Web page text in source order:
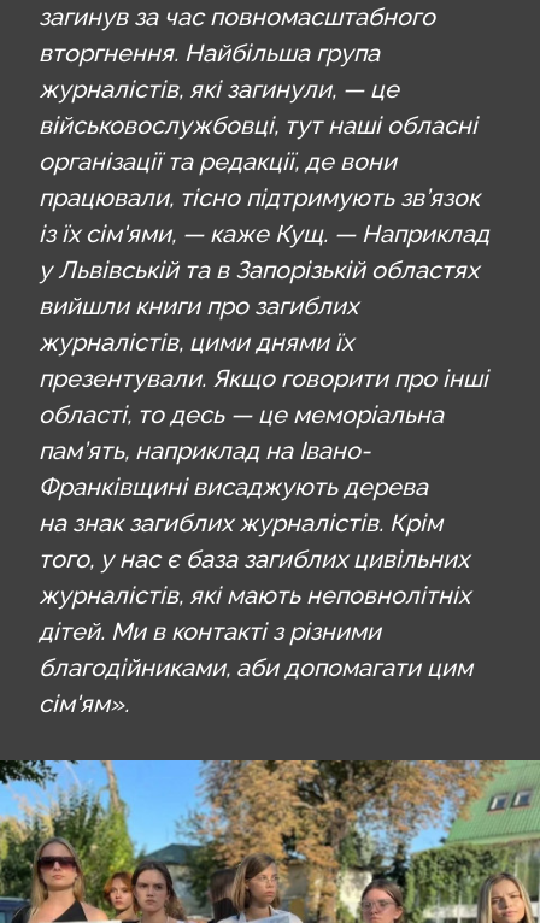
загинув за час повномасштабного
вторгнення. Найбільша група
журналістів, які загинули, — це
військовослужбовці, тут наші обласні
організації та редакції, де вони
працювали, тісно підтримують зв’язок
із їх сім'ями, — каже Кущ. — Наприклад
у Львівській та в Запорізькій областях
вийшли книги про загиблих
журналістів, цими днями їх
презентували. Якщо говорити про інші
області, то десь — це меморіальна
пам’ять, наприклад на Івано-
Франківщині висаджують дерева
на знак загиблих журналістів. Крім
того, у нас є база загиблих цивільних
журналістів, які мають неповнолітніх
дітей. Ми в контакті з різними
благодійниками, аби допомагати цим
сім'ям».